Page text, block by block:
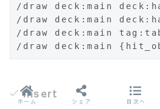
/draw deck:main
/draw deck:main
/draw deck:main
/draw deck:main
insert
ホーム シェア 目次へ